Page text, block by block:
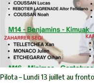
Pilota – Lundi 13 juillet au